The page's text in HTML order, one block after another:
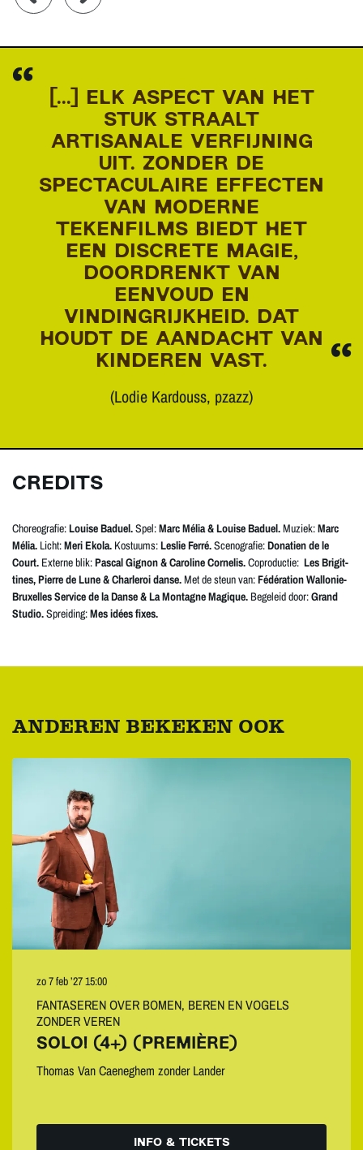
[...] ELK ASPECT VAN HET
STUK STRAALT
ARTISANALE VERFIJNING
UIT. ZONDER DE
SPECTACULAIRE EFFECTEN
VAN MODERNE
TEKENFILMS BIEDT HET
EEN DISCRETE MAGIE,
DOORDRENKT VAN
EENVOUD EN
VINDINGRIJKHEID. DAT
HOUDT DE AANDACHT VAN
KINDEREN VAST.
(Lodie Kardouss, pzazz)
CREDITS
Choreografie:Louise Baduel.Spel:Marc Mélia & Louise Baduel.Muziek:Marc
Mélia. Licht:Meri Ekola. Kostuums:Leslie Ferré.Scenografie:Donatien de le
Court. Externe blik:Pascal Gignon & Caroline Cornelis.Coproductie: Les Brigit­
tines, Pierre de Lune & Charleroi danse.Met de steun van:Fédération Wallonie-
Bruxelles Service de la Danse & La Mon­tagne Magique. Begeleid door:Grand
Stu­dio.Spreiding:Mes idées fixes.
ANDEREN BEKEKEN OOK
SOLO! (4+) (PREMIÈRE)
Thomas Van Caeneghem zonder Lander
FANTASEREN OVER BOMEN, BEREN EN VOGELS
ZONDER VEREN
zo 7 feb ’2715:00
INFO & TICKETS